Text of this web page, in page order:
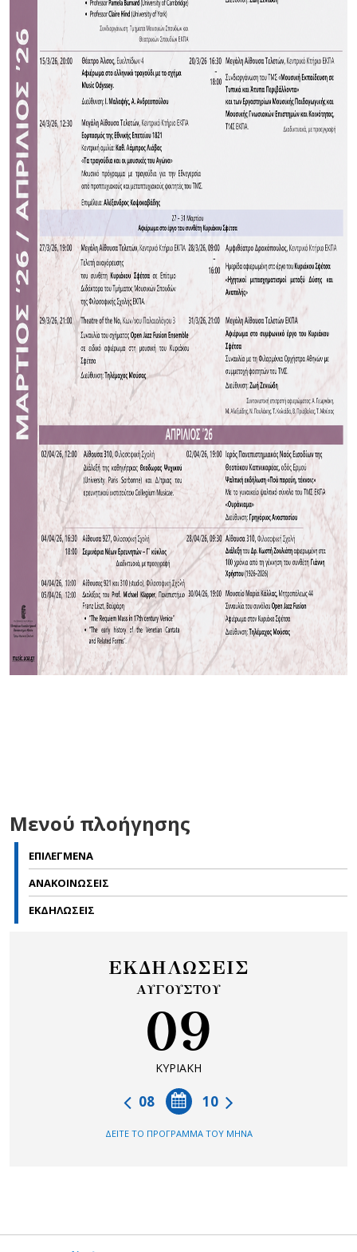
Μενού πλοήγησης
ΕΠΙΛΕΓΜΕΝΑ
ΑΝΑΚΟΙΝΩΣΕΙΣ
ΕΚΔΗΛΩΣΕΙΣ
ΕΚΔΗΛΩΣΕΙΣ
ΑΥΓΟΥΣΤΟΥ
09
ΚΥΡΙΑΚΗ
10
08
ΔΕΙΤΕ ΤΟ ΠΡΟΓΡΑΜΜΑ ΤΟΥ ΜΗΝΑ